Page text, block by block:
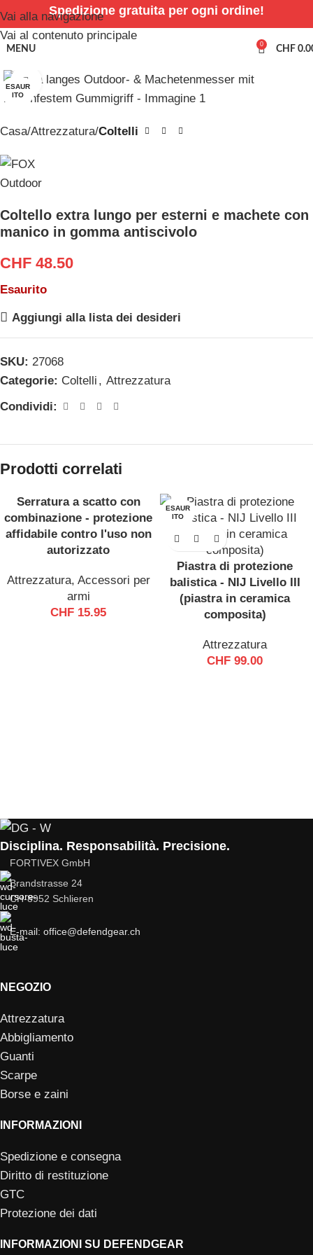
Vai alla navigazione
Vai al contenuto principale
Spedizione gratuita per ogni ordine!
MENU 0 CHF
ESAUR
ITO
Clicca per ingrandire
Casa Attrezzatura Coltelli
Coltello extra lungo per esterni e machete con
manico in gomma antiscivolo
CHF 48.50
Esaurito
Aggiungi alla lista dei desideri
SKU: 27068
Categorie: Coltelli , Attrezzatura
Condividi:
Prodotti correlati
ESAUR
ITO
Serratura a scatto con
combinazione - protezione
affidabile contro l'uso non
autorizzato
Attrezzatura, Accessori per
armi
CHF 15.95
ESAUR
ITO
Piastra di protezione
balistica - NIJ Livello III
(piastra in ceramica
composita)
Attrezzatura
CHF 99.00
Disciplina. Responsabilità. Precisione.
FORTIVEX GmbH
Brandstrasse 24
CH-8952 Schlieren
E-mail: office@defendgear.ch
NEGOZIO
Attrezzatura
Abbigliamento
Guanti
Scarpe
Borse e zaini
INFORMAZIONI
Spedizione e consegna
Diritto di restituzione
GTC
Protezione dei dati
INFORMAZIONI SU DEFENDGEAR